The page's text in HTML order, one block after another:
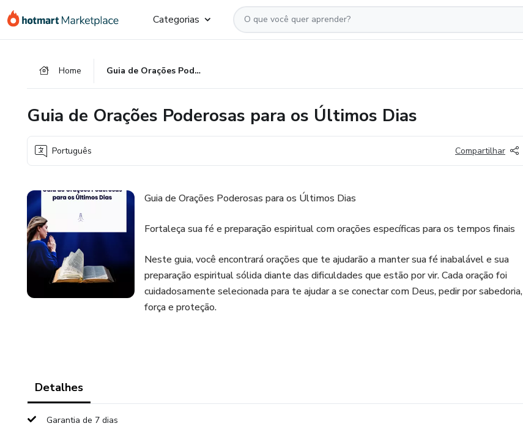
para
para
para
Categorias
Home Guia de Orações Poderosas para os Últimos Dias
Guia de Orações Poderosas para os Últimos Dias
Português Compartilhar
Guia de Orações Poderosas para os Últimos Dias
Fortaleça sua fé e preparação espiritual com orações específicas para os tempos finais
Neste guia, você encontrará orações que te ajudarão a manter sua fé inabalável e sua
preparação espiritual sólida diante das dificuldades que estão por vir. Cada oração foi
cuidadosamente selecionada para te ajudar a se conectar com Deus, pedir por sabedoria,
força e proteção.
Detalhes
Garantia de 7 dias